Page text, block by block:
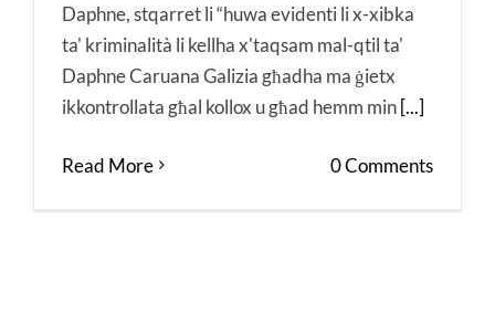
Daphne, stqarret li “huwa evidenti li x-xibka
ta' kriminalità li kellha x'taqsam mal-qtil ta'
Daphne Caruana Galizia għadha ma ġietx
ikkontrollata għal kollox u għad hemm min [...]
Read More 0 Comments